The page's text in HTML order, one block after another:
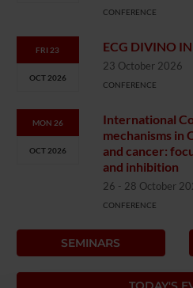
CONFERENCE
FRI 23
OCT 2026
ECG DIVINO
23 October 2026
CONFERENCE
MON 26
OCT 2026
International
mechanisms in
and cancer:
and inhibition
26 - 28 October
CONFERENCE
SEMINARS